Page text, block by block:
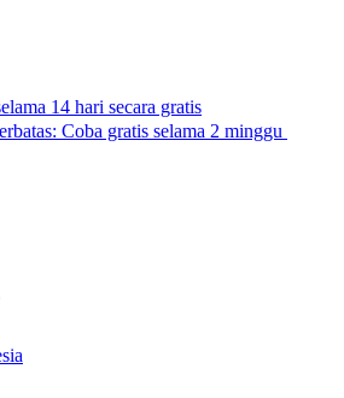
14 hari secara gratis
Coba gratis selama 2 minggu